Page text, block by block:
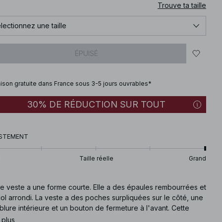
Trouve ta taille
une taille
ÉPUISÉ
gratuite dans France sous 3-5 jours ouvrables*
30% DE RÉDUCTION SUR TOUT
Taille réelle Grand
veste a une forme courte. Elle a des épaules rembourrées et
arrondi. La veste a des poches surpliquées sur le côté, une
intérieure et un bouton de fermeture à l'avant. Cette
est disponible en noire.